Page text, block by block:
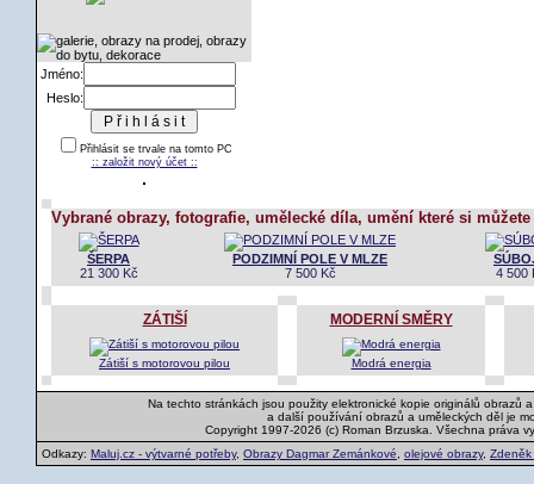
Jméno:
Heslo:
Přihlásit se trvale na tomto PC
:: založit nový účet ::
Vybrané obrazy, fotografie, umělecké díla, umění které si
ŠERPA
21 300 Kč
PODZIMNÍ POLE V MLZE
7 500 Kč
4 500
ZÁTIŠÍ
Zátiší s motorovou pilou
MODERNÍ SMĚRY
Modrá energia
Na techto stránkách jsou použity elektronické kopie originálů obrazů
a další používání obrazů a uměleckých děl je
Copyright 1997-2026 (c) Roman Brzuska. Všechna práva
Odkazy: Maluj.cz - výtvarné potřeby, Obrazy Dagmar Zemánkové olejové obrazy, Zdeněk